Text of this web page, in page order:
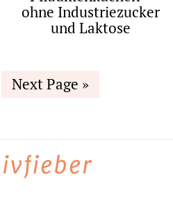
ohne Industriezucker
und Laktose
Go
Next Page »